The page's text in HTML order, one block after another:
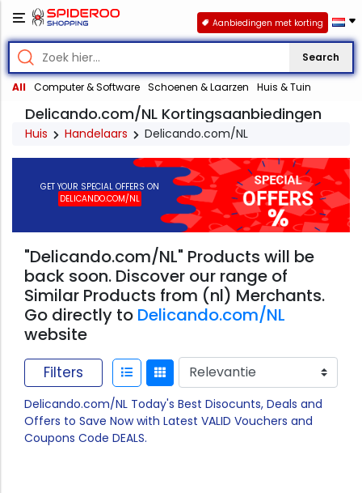
Search
All Computer & Software Schoenen & Laarzen Huis & Tuin
Aanbiedingen met korting
Delicando.com/NL Kortingsaanbiedingen
Huis Handelaars Delicando.com/NL
GET YOUR SPECIAL OFFERS ON
DELICANDO.COM/NL
"Delicando.com/NL" Products will be
back soon. Discover our range of
Similar Products from (nl) Merchants.
Go directly to Delicando.com/NL
website
Filters
Delicando.com/NL Today's Best Disocunts, Deals and
Offers to Save Now with Latest VALID Vouchers and
Coupons Code DEALS.